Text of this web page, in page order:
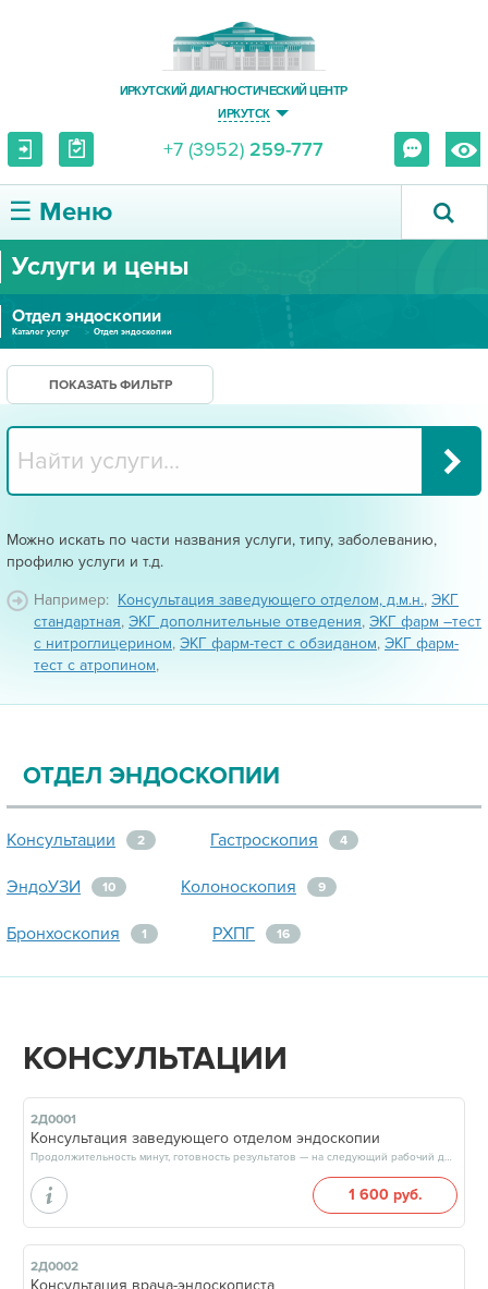
ИРКУТСКИЙ ДИАГНОСТИЧЕСКИЙ ЦЕНТР
ИРКУТСК
+7 (3952) 259-777
☰ Меню
О ЦЕНТРЕ
УСЛУГИ И ЦЕНЫ
ПАЦИЕНТУ
ВРАЧУ
Услуги и цены
Отдел эндоскопии
Каталог услуг Отдел эндоскопии
ПОКАЗАТЬ ФИЛЬТР
Можно искать по части названия услуги, типу, заболеванию,
профилю услуги и т.д.
Например: Консультация заведующего отделом, д.м.н., ЭКГ
стандартная, ЭКГ дополнительные отведения, ЭКГ фарм –тест
с нитроглицерином, ЭКГ фарм-тест с обзиданом, ЭКГ фарм-
тест с атропином,
ОТДЕЛ ЭНДОСКОПИИ
Консультации 2 Гастроскопия 4
ЭндоУЗИ 10 Колоноскопия 9
Бронхоскопия 1 РХПГ 16
КОНСУЛЬТАЦИИ
2Д0001
Консультация заведующего отделом эндоскопии
Продолжительность минут, готовность результатов — на следующий рабочий день
1 600 руб.
2Д0002
Консультация врача-эндоскописта